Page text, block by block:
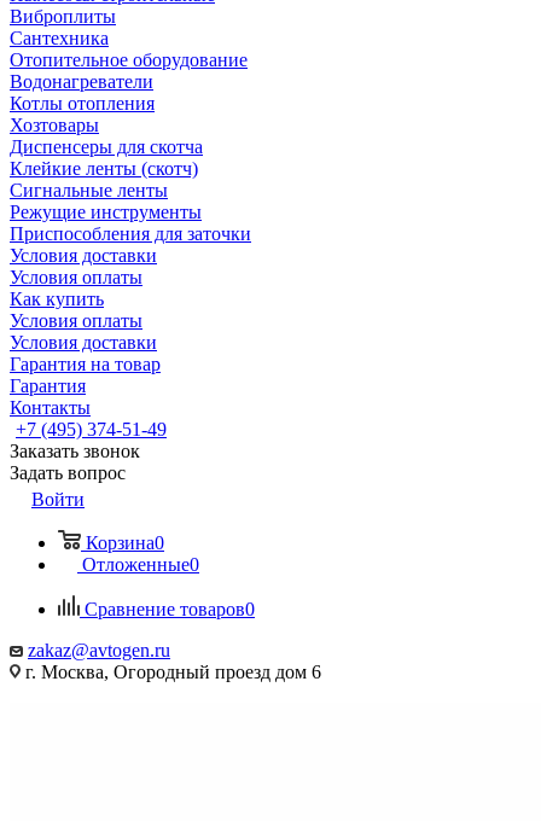
Виброплиты
Сантехника
Отопительное оборудование
Водонагреватели
Котлы отопления
Хозтовары
Диспенсеры для скотча
Клейкие ленты (скотч)
Сигнальные ленты
Режущие инструменты
Приспособления для заточки
Условия доставки
Условия оплаты
Как купить
Условия оплаты
Условия доставки
Гарантия на товар
Гарантия
Контакты
+7 (495) 374-51-49
Заказать звонок
Задать вопрос
Войти
Корзина0
Отложенные0
Сравнение товаров0
zakaz@avtogen.ru
г. Москва, Огородный проезд дом 6